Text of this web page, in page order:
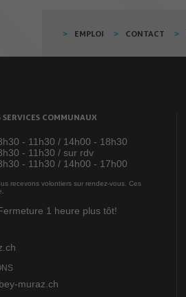
EMPLOI CONTACT
COMMUNAUX
- 11h30 / 14h00 - 18h30
- 11h30 / sur rdv
- 11h30 / 14h00 - 17h00
recevons volontiers sur rendez-vous. Ces
1 heure plus tôt!
muraz.ch